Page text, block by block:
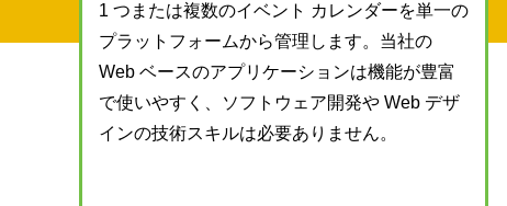
1 つまたは複数のイベント カレンダーを単一の
プラットフォームから管理します。当社の
Web ベースのアプリケーションは機能が豊富
で使いやすく、ソフトウェア開発や Web デザ
インの技術スキルは必要ありません。